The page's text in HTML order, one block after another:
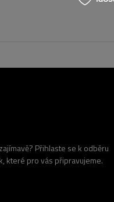
Přihlaste se k odběru
které pro vás připravujeme.